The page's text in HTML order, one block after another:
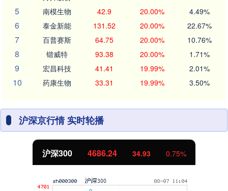
5 南模生物 42.9 20.00% 4.49%
6 泰金新能 131.52 20.00% 22.67%
7 百普赛斯 64.75 20.00% 10.76%
8 锴威特 93.38 20.00% 1.71%
9 宏昌科技 41.41 19.99% 2.01%
10 药康生物 33.31 19.99% 3.50%
沪深京行情 实时轮播
沪深300 4686.24 34.93 0.75%